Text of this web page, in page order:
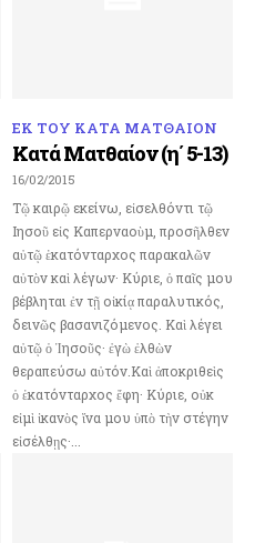
ΕΚ ΤΟΥ ΚΑΤΑ ΜΑΤΘΑΙΟΝ
Κατά Ματθαίον (η΄ 5-13)
16/02/2015
Τῷ καιρῷ εκείνω, εἰσελθόντι τῷ
Ιησοῦ εἰς Καπερναοὺμ, προσῆλθεν
αὐτῷ ἑκατόνταρχος παρακαλῶν
αὐτὸν καὶ λέγων· Κύριε, ὁ παῖς μου
βέβληται ἐν τῇ οἰκίᾳ παραλυτικός,
δεινῶς βασανιζόμενος. Καὶ λέγει
αὐτῷ ὁ Ἰησοῦς· ἐγὼ ἐλθὼν
θεραπεύσω αὐτόν.Καὶ ἀποκριθεὶς
ὁ ἑκατόνταρχος ἔφη· Κύριε, οὐκ
εἰμὶ ἱκανὸς ἵνα μου ὑπὸ τὴν στέγην
εἰσέλθῃς·...